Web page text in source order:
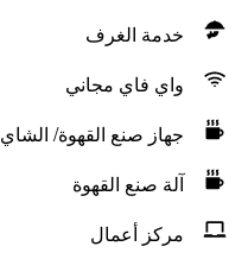
خدمة الغرف
واي فاي مجاني
جهاز صنع القهوة/ الشاي
آلة صنع القهوة
مركز أعمال